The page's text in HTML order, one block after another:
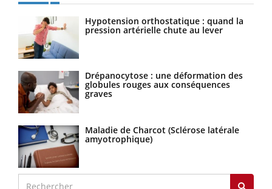
Hypotension orthostatique : quand la
pression artérielle chute au lever
Drépanocytose : une déformation des
globules rouges aux conséquences
graves
Maladie de Charcot (Sclérose latérale
amyotrophique)